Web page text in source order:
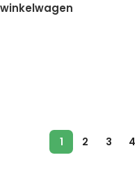
winkelwagen
1 2 3 4